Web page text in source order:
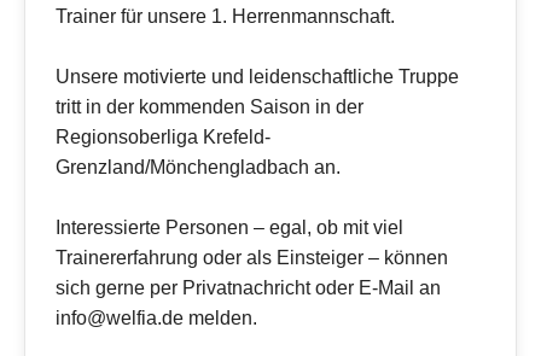
Trainer für unsere 1. Herrenmannschaft.
Unsere motivierte und leidenschaftliche Truppe
tritt in der kommenden Saison in der
Regionsoberliga Krefeld-
Grenzland/Mönchengladbach an.
Interessierte Personen – egal, ob mit viel
Trainererfahrung oder als Einsteiger – können
sich gerne per Privatnachricht oder E-Mail an
info@welfia.de melden.